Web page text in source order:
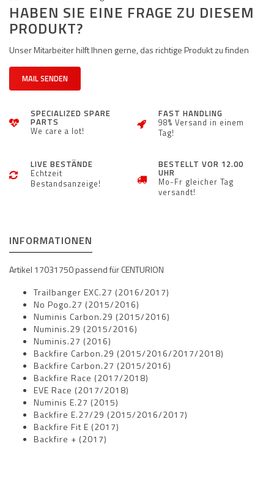
HABEN SIE EINE FRAGE ZU DIESEM
PRODUKT?
Unser Mitarbeiter hilft Ihnen gerne, das richtige Produkt zu finden
MAIL SENDEN
SPECIALIZED SPARE
PARTS
We care a lot!
FAST HANDLING
98% Versand in einem
Tag!
LIVE BESTÄNDE
Echtzeit
Bestandsanzeige!
BESTELLT VOR 12.00
UHR
Mo-Fr gleicher Tag
versandt!
INFORMATIONEN
Artikel 17031750 passend für CENTURION
Trailbanger EXC.27 (2016/2017)
No Pogo.27 (2015/2016)
Numinis Carbon.29 (2015/2016)
Numinis.29 (2015/2016)
Numinis.27 (2016)
Backfire Carbon.29 (2015/2016/2017/2018)
Backfire Carbon.27 (2015/2016)
Backfire Race (2017/2018)
EVE Race (2017/2018)
Numinis E.27 (2015)
Backfire E.27/29 (2015/2016/2017)
Backfire Fit E (2017)
Backfire + (2017)